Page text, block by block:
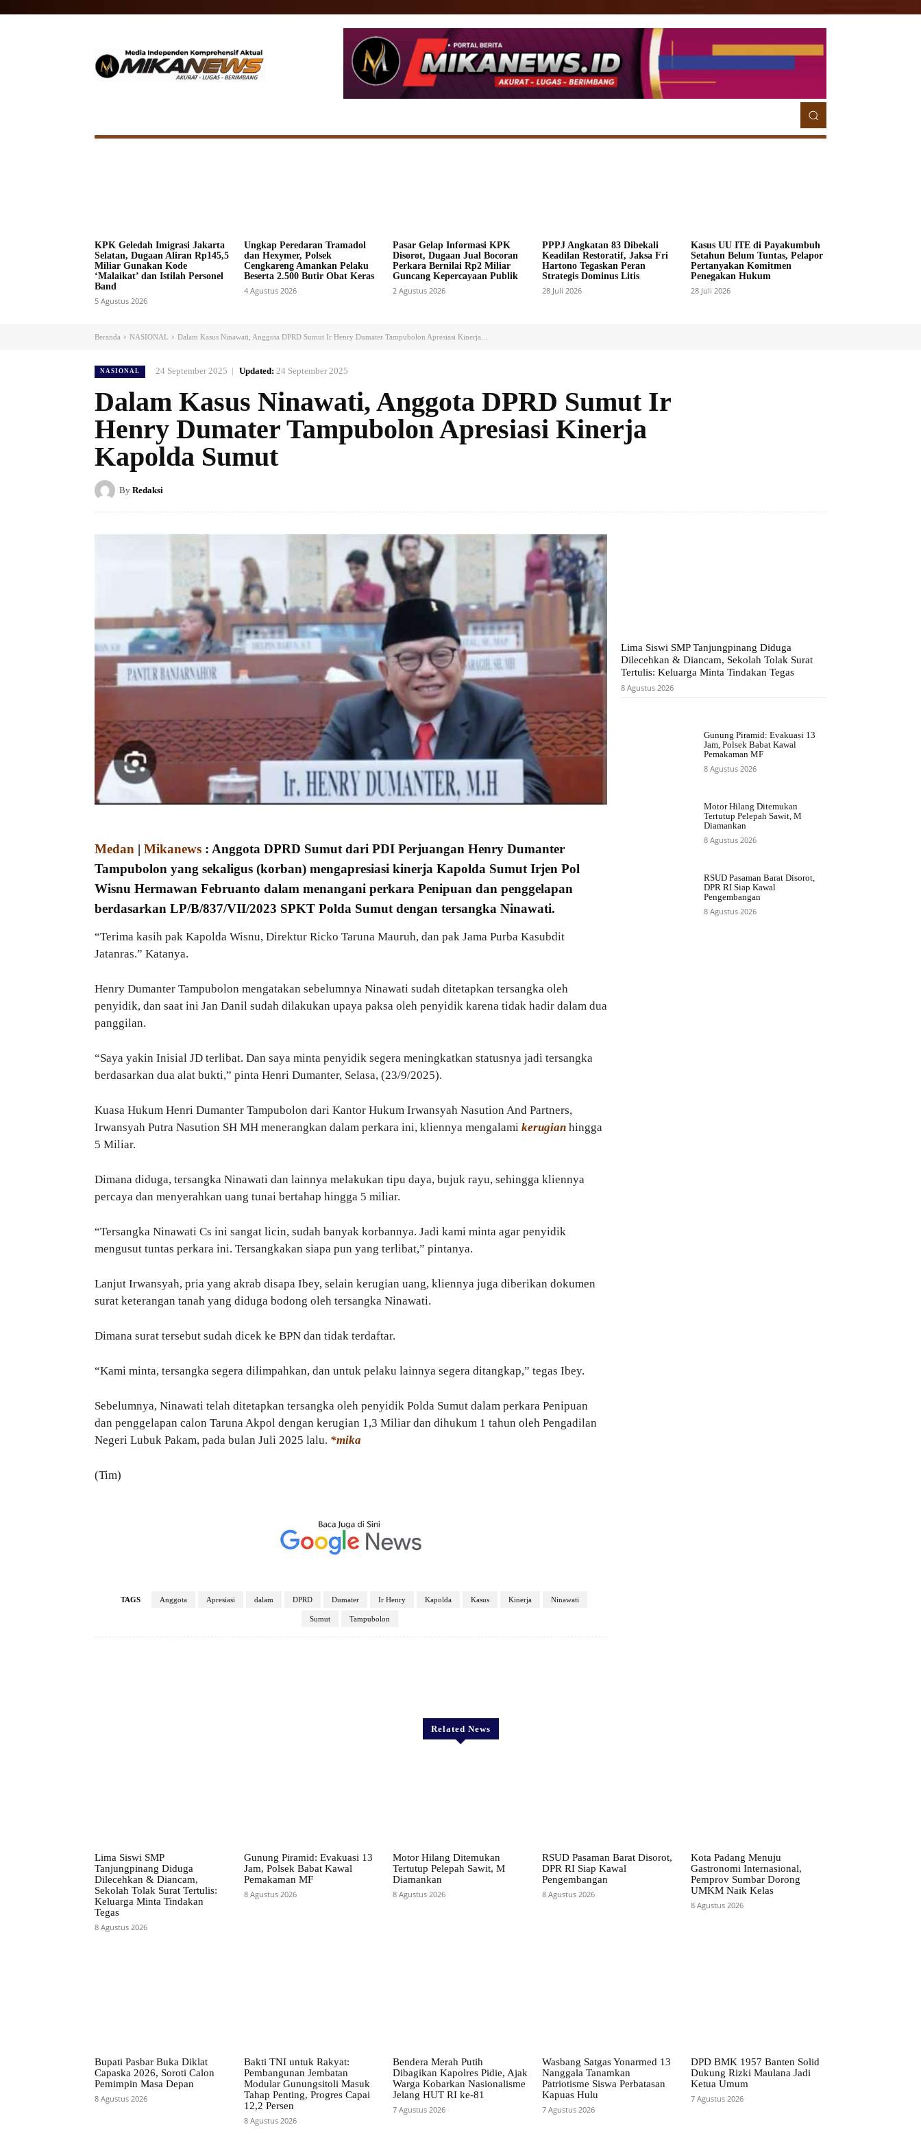
KPK Geledah Imigrasi Jakarta
Selatan, Dugaan Aliran Rp145,5
Miliar Gunakan Kode
‘Malaikat’ dan Istilah Personel
Band
5 Agustus 2026
Ungkap Peredaran Tramadol
dan Hexymer, Polsek
Cengkareng Amankan Pelaku
Beserta 2.500 Butir Obat Keras
4 Agustus 2026
Pasar Gelap Informasi KPK
Disorot, Dugaan Jual Bocoran
Perkara Bernilai Rp2 Miliar
Guncang Kepercayaan Publik
2 Agustus 2026
PPPJ Angkatan 83 Dibekali
Keadilan Restoratif, Jaksa Fri
Hartono Tegaskan Peran
Strategis Dominus Litis
28 Juli 2026
Kasus UU ITE di Payakumbuh
Setahun Belum Tuntas, Pelapor
Pertanyakan Komitmen
Penegakan Hukum
28 Juli 2026
Beranda NASIONAL Dalam Kasus Ninawati, Anggota DPRD Sumut Ir Henry Dumater Tampubolon Apresiasi Kinerja...
NASIONAL 24 September 2025 Updated: 24 September 2025
Dalam Kasus Ninawati, Anggota DPRD Sumut Ir
Henry Dumater Tampubolon Apresiasi Kinerja
Kapolda Sumut
By Redaksi
Medan | Mikanews : Anggota DPRD Sumut dari PDI Perjuangan Henry Dumanter
Tampubolon yang sekaligus (korban) mengapresiasi kinerja Kapolda Sumut Irjen Pol
Wisnu Hermawan Februanto dalam menangani perkara Penipuan dan penggelapan
berdasarkan LP/B/837/VII/2023 SPKT Polda Sumut dengan tersangka Ninawati.
“Terima kasih pak Kapolda Wisnu, Direktur Ricko Taruna Mauruh, dan pak Jama Purba Kasubdit
Jatanras.” Katanya.
Henry Dumanter Tampubolon mengatakan sebelumnya Ninawati sudah ditetapkan tersangka oleh
penyidik, dan saat ini Jan Danil sudah dilakukan upaya paksa oleh penyidik karena tidak hadir dalam dua
panggilan.
“Saya yakin Inisial JD terlibat. Dan saya minta penyidik segera meningkatkan statusnya jadi tersangka
berdasarkan dua alat bukti,” pinta Henri Dumanter, Selasa, (23/9/2025).
Kuasa Hukum Henri Dumanter Tampubolon dari Kantor Hukum Irwansyah Nasution And Partners,
Irwansyah Putra Nasution SH MH menerangkan dalam perkara ini, kliennya mengalami kerugian hingga
5 Miliar.
Dimana diduga, tersangka Ninawati dan lainnya melakukan tipu daya, bujuk rayu, sehingga kliennya
percaya dan menyerahkan uang tunai bertahap hingga 5 miliar.
“Tersangka Ninawati Cs ini sangat licin, sudah banyak korbannya. Jadi kami minta agar penyidik
mengusut tuntas perkara ini. Tersangkakan siapa pun yang terlibat,” pintanya.
Lanjut Irwansyah, pria yang akrab disapa Ibey, selain kerugian uang, kliennya juga diberikan dokumen
surat keterangan tanah yang diduga bodong oleh tersangka Ninawati.
Dimana surat tersebut sudah dicek ke BPN dan tidak terdaftar.
“Kami minta, tersangka segera dilimpahkan, dan untuk pelaku lainnya segera ditangkap,” tegas Ibey.
Sebelumnya, Ninawati telah ditetapkan tersangka oleh penyidik Polda Sumut dalam perkara Penipuan
dan penggelapan calon Taruna Akpol dengan kerugian 1,3 Miliar dan dihukum 1 tahun oleh Pengadilan
Negeri Lubuk Pakam, pada bulan Juli 2025 lalu. *mika
(Tim)
TAGS Anggota Apresiasi dalam DPRD Dumater Ir Henry Kapolda Kasus Kinerja Ninawati
Sumut Tampubolon
Lima Siswi SMP Tanjungpinang Diduga
Dilecehkan & Diancam, Sekolah Tolak Surat
Tertulis: Keluarga Minta Tindakan Tegas
8 Agustus 2026
Gunung Piramid: Evakuasi 13
Jam, Polsek Babat Kawal
Pemakaman MF
8 Agustus 2026
Motor Hilang Ditemukan
Tertutup Pelepah Sawit, M
Diamankan
8 Agustus 2026
RSUD Pasaman Barat Disorot,
DPR RI Siap Kawal
Pengembangan
8 Agustus 2026
Related News
Lima Siswi SMP
Tanjungpinang Diduga
Dilecehkan & Diancam,
Sekolah Tolak Surat Tertulis:
Keluarga Minta Tindakan
Tegas
8 Agustus 2026
Gunung Piramid: Evakuasi 13
Jam, Polsek Babat Kawal
Pemakaman MF
8 Agustus 2026
Motor Hilang Ditemukan
Tertutup Pelepah Sawit, M
Diamankan
8 Agustus 2026
RSUD Pasaman Barat Disorot,
DPR RI Siap Kawal
Pengembangan
8 Agustus 2026
Kota Padang Menuju
Gastronomi Internasional,
Pemprov Sumbar Dorong
UMKM Naik Kelas
8 Agustus 2026
Bupati Pasbar Buka Diklat
Capaska 2026, Soroti Calon
Pemimpin Masa Depan
8 Agustus 2026
Bakti TNI untuk Rakyat:
Pembangunan Jembatan
Modular Gunungsitoli Masuk
Tahap Penting, Progres Capai
12,2 Persen
8 Agustus 2026
Bendera Merah Putih
Dibagikan Kapolres Pidie, Ajak
Warga Kobarkan Nasionalisme
Jelang HUT RI ke-81
7 Agustus 2026
Wasbang Satgas Yonarmed 13
Nanggala Tanamkan
Patriotisme Siswa Perbatasan
Kapuas Hulu
7 Agustus 2026
DPD BMK 1957 Banten Solid
Dukung Rizki Maulana Jadi
Ketua Umum
7 Agustus 2026